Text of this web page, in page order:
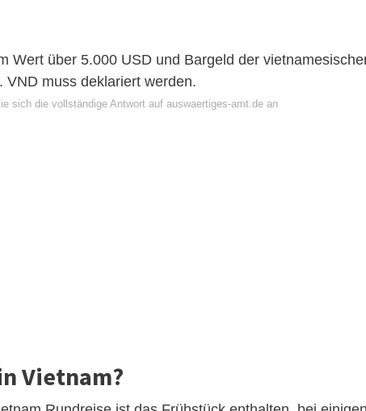
Wert über 5.000 USD und Bargeld der
muss deklariert werden.
sich die vollständige Antwort auf auswaertiges-amt.de an
Vietnam?